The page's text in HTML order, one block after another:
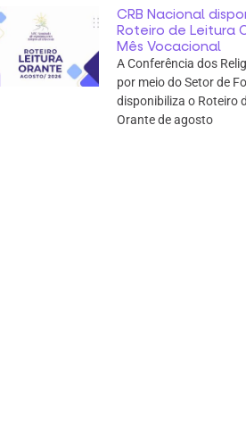
CRB Nacional
Roteiro de Leitura
Mês Vocacional
A Conferência dos
por meio do Setor de
disponibiliza o Roteiro
Orante de agosto